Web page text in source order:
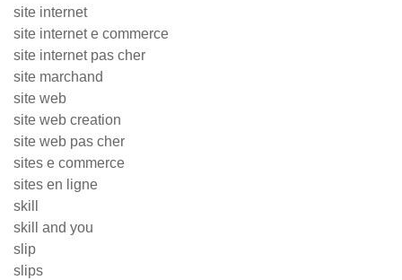
site internet
site internet e commerce
site internet pas cher
site marchand
site web
site web creation
site web pas cher
sites e commerce
sites en ligne
skill
skill and you
slip
slips